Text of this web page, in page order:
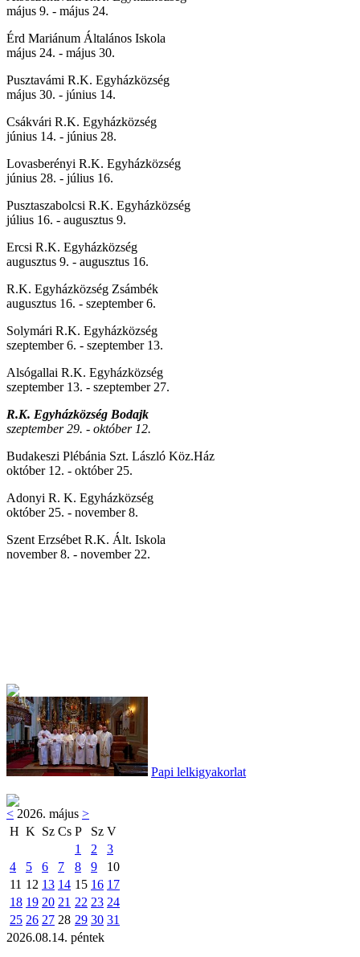
május 9. - május 24.
Érd Mariánum Általános Iskola
május 24. - május 30.
Pusztavámi R.K. Egyházközség
május 30. - június 14.
Csákvári R.K. Egyházközség
június 14. - június 28.
Lovasberényi R.K. Egyházközség
június 28. - július 16.
Pusztaszabolcsi R.K. Egyházközség
július 16. - augusztus 9.
Ercsi R.K. Egyházközség
augusztus 9. - augusztus 16.
R.K. Egyházközség Zsámbék
augusztus 16. - szeptember 6.
Solymári R.K. Egyházközség
szeptember 6. - szeptember 13.
Alsógallai R.K. Egyházközség
szeptember 13. - szeptember 27.
R.K. Egyházközség Bodajk
szeptember 29. - október 12.
Budakeszi Plébánia Szt. László Köz.Ház
október 12. - október 25.
Adonyi R. K. Egyházközség
október 25. - november 8.
Szent Erzsébet R.K. Ált. Iskola
november 8. - november 22.
Papi lelkigyakorlat
< 2026. május >
H K Sz Cs P Sz V
1
2
3
4
5 6 7 8 9
10
11 12 13 14 15 16 17
18 19 20 21 22 23 24
25 26 27 28 29 30 31
2026.08.14. péntek